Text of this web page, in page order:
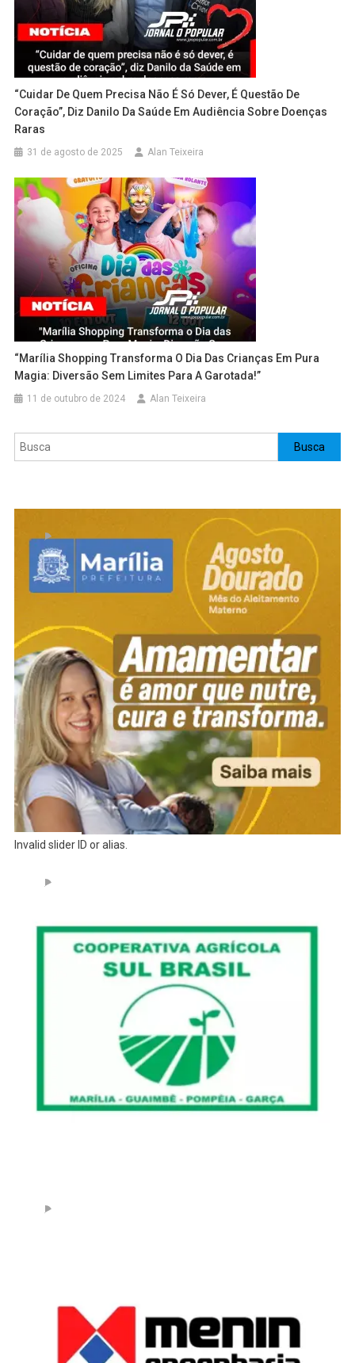
“Cuidar De Quem Precisa Não É Só Dever, É Questão De
Coração”, Diz Danilo Da Saúde Em Audiência Sobre Doenças
Raras
31 de agosto de 2025 Alan Teixeira
“Marília Shopping Transforma O Dia Das Crianças Em Pura
Magia: Diversão Sem Limites Para A Garotada!”
11 de outubro de 2024 Alan Teixeira
Pesquisar Busca
Invalid slider ID or alias.